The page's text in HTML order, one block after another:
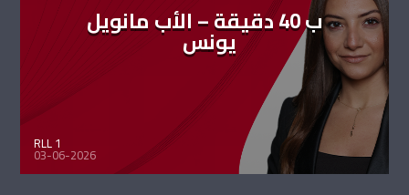
ب 40 دقيقة – الأب مانويل
يونس
RLL 1
03-06-2026